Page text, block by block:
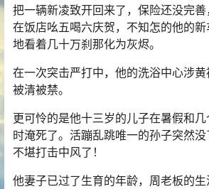
把一辆新凌致开回来了，保险还没完
在饭店吆五喝六庆贺，不知怎的他的
地看着几十万刹那化为灰烬。
在一次突击严打中，他的洗浴中心涉
被清被禁。
更可怜的是他十三岁的儿子在暑假和
时淹死了。活蹦乱跳唯一的孙子突然
不堪打击中风了！
他妻子已过了生育的年龄，周老板的